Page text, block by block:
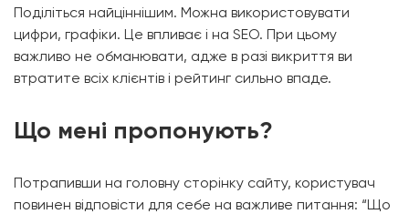
Поділіться найціннішим. Можна використовувати
цифри, графіки. Це впливає і на SEO. При цьому
важливо не обманювати, адже в разі викриття ви
втратите всіх клієнтів і рейтинг сильно впаде.
Що мені пропонують?
Потрапивши на головну сторінку сайту, користувач
повинен відповісти для себе на важливе питання: “Що